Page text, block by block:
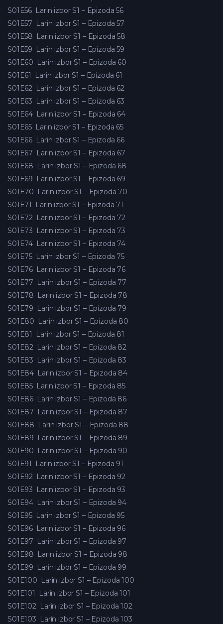
S01E56 Larin izbor S1 – Epizoda 56
S01E57 Larin izbor S1 – Epizoda 57
S01E58 Larin izbor S1 – Epizoda 58
S01E59 Larin izbor S1 – Epizoda 59
S01E60 Larin izbor S1 – Epizoda 60
S01E61
Larin izbor S1 – Epizoda 61
S01E62 Larin izbor S1 – Epizoda 62
S01E63 Larin izbor S1 – Epizoda 63
S01E64 Larin izbor S1 – Epizoda 64
S01E65 Larin izbor S1 – Epizoda 65
S01E66 Larin izbor S1 – Epizoda 66
S01E67 Larin izbor S1 – Epizoda 67
S01E68 Larin izbor S1 – Epizoda 68
S01E69 Larin izbor S1 – Epizoda 69
S01E70 Larin izbor S1 – Epizoda 70
S01E71
Larin izbor S1 – Epizoda 71
S01E72 Larin izbor S1 – Epizoda 72
S01E73 Larin izbor S1 – Epizoda 73
S01E74 Larin izbor S1 – Epizoda 74
S01E75 Larin izbor S1 – Epizoda 75
S01E76 Larin izbor S1 – Epizoda 76
S01E77 Larin izbor S1 – Epizoda 77
S01E78 Larin izbor S1 – Epizoda 78
S01E79 Larin izbor S1 – Epizoda 79
S01E80 Larin izbor S1 – Epizoda 80
S01E81
Larin izbor S1 – Epizoda 81
S01E82 Larin izbor S1 – Epizoda 82
S01E83 Larin izbor S1 – Epizoda 83
S01E84 Larin izbor S1 – Epizoda 84
S01E85 Larin izbor S1 – Epizoda 85
S01E86 Larin izbor S1 – Epizoda 86
S01E87 Larin izbor S1 – Epizoda 87
S01E88 Larin izbor S1 – Epizoda 88
S01E89 Larin izbor S1 – Epizoda 89
S01E90 Larin izbor S1 – Epizoda 90
S01E91
Larin izbor S1 – Epizoda 91
S01E92 Larin izbor S1 – Epizoda 92
S01E93 Larin izbor S1 – Epizoda 93
S01E94 Larin izbor S1 – Epizoda 94
S01E95 Larin izbor S1 – Epizoda 95
S01E96 Larin izbor S1 – Epizoda 96
S01E97 Larin izbor S1 – Epizoda 97
S01E98 Larin izbor S1 – Epizoda 98
S01E99 Larin izbor S1 – Epizoda 99
S01E100 Larin izbor S1 – Epizoda 100
S01E101
Larin izbor S1 – Epizoda 101
S01E102 Larin izbor S1 – Epizoda 102
S01E103 Larin izbor S1 – Epizoda 103